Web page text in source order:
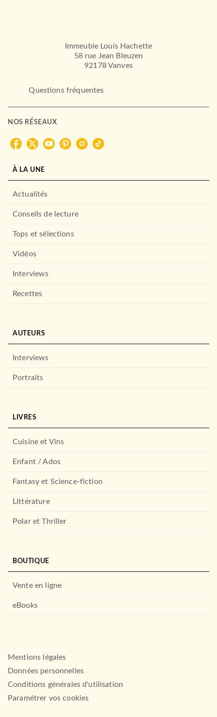
Aristote à la plage
Immeuble Louis Hachette
58 rue Jean Bleuzen
92178 Vanves
Questions fréquentes
NOS RÉSEAUX
À LA UNE
Actualités
Conseils de lecture
Tops et sélections
Vidéos
Interviews
Recettes
AUTEURS
Interviews
Portraits
LIVRES
Cuisine et Vins
Enfant / Ados
Fantasy et Science-fiction
Littérature
Polar et Thriller
BOUTIQUE
Vente en ligne
eBooks
Mentions légales
Données personnelles
Conditions générales d'utilisation
Paramétrer vos cookies